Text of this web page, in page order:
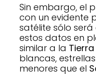
Sin embargo, el
con un evidente
satélite sólo
estos datos en
similar a la Tierra
blancas,
menores que el